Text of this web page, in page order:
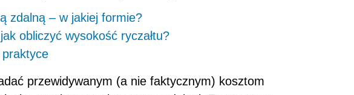
zdalną – w jakiej formie?
obliczyć wysokość ryczałtu?
przewidywanym (a nie faktycznym) kosztom